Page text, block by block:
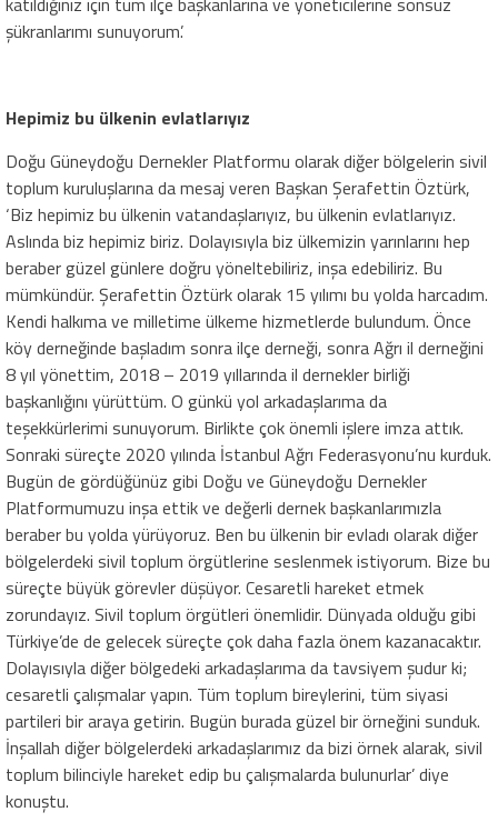
şükranlarımı sunuyorum’.
Hepimiz bu ülkenin evlatlarıyız
Doğu Güneydoğu Dernekler Platformu olarak diğer bölgelerin sivil
toplum kuruluşlarına da mesaj veren Başkan Şerafettin Öztürk,
‘Biz hepimiz bu ülkenin vatandaşlarıyız, bu ülkenin evlatlarıyız.
Aslında biz hepimiz biriz. Dolayısıyla biz ülkemizin yarınlarını hep
beraber güzel günlere doğru yöneltebiliriz, inşa edebiliriz. Bu
mümkündür. Şerafettin Öztürk olarak 15 yılımı bu yolda harcadım.
Kendi halkıma ve milletime ülkeme hizmetlerde bulundum. Önce
köy derneğinde başladım sonra ilçe derneği, sonra Ağrı il derneğini
8 yıl yönettim, 2018 – 2019 yıllarında il dernekler birliği
başkanlığını yürüttüm. O günkü yol arkadaşlarıma da
teşekkürlerimi sunuyorum. Birlikte çok önemli işlere imza attık.
Sonraki süreçte 2020 yılında İstanbul Ağrı Federasyonu’nu kurduk.
Bugün de gördüğünüz gibi Doğu ve Güneydoğu Dernekler
Platformumuzu inşa ettik ve değerli dernek başkanlarımızla
beraber bu yolda yürüyoruz. Ben bu ülkenin bir evladı olarak diğer
bölgelerdeki sivil toplum örgütlerine seslenmek istiyorum. Bize bu
süreçte büyük görevler düşüyor. Cesaretli hareket etmek
zorundayız. Sivil toplum örgütleri önemlidir. Dünyada olduğu gibi
Türkiye’de de gelecek süreçte çok daha fazla önem kazanacaktır.
Dolayısıyla diğer bölgedeki arkadaşlarıma da tavsiyem şudur ki;
cesaretli çalışmalar yapın. Tüm toplum bireylerini, tüm siyasi
partileri bir araya getirin. Bugün burada güzel bir örneğini sunduk.
İnşallah diğer bölgelerdeki arkadaşlarımız da bizi örnek alarak, sivil
toplum bilinciyle hareket edip bu çalışmalarda bulunurlar’ diye
konuştu.